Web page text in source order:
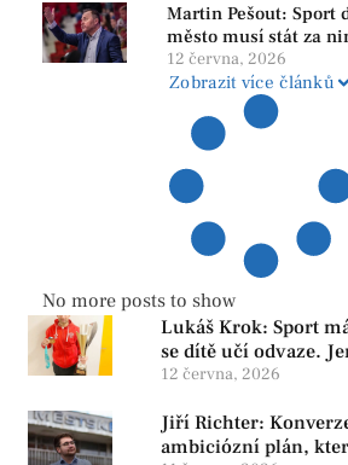
Martin Pešout: Sport
město musí stát za
12 června, 2026
Zobrazit více článků
No more posts to show
Lukáš Krok: Sport
se dítě učí odvaze.
neroste tam, kde se
12 června, 2026
Jiří Richter:
ambiciózní plán,